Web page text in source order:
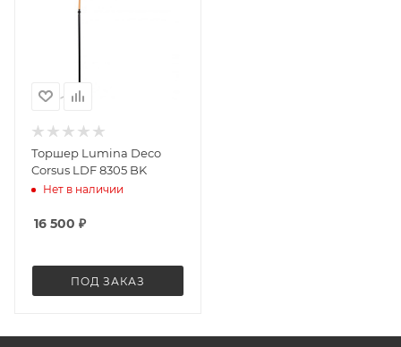
Торшер Lumina Deco
Corsus LDF 8305 BK
Нет в наличии
16 500 ₽
ПОД ЗАКАЗ